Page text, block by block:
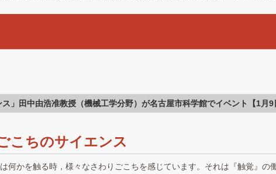
」田中由浩准教授（機械工学分野）が名古屋市科学館でイベント【1月9
こちのサイエンス
何かを触る時，様々なさわりごこちを感じています。それは『触覚』の